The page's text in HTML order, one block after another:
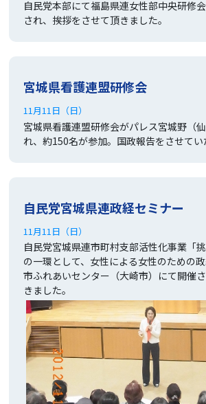
自民党本部にて福島県連女性部中央研修
され、挨拶をさせて頂きました。
宮城県看護連盟研修会
11月11日（日）
宮城県看護連盟研修会がパレス宮城野（
れ、約150名が参加。国政報告をさせてい
自民党宮城県連政経セミナー
11月11日（日）
自民党宮城県連市町村支部活性化事業「挑
の一環として、女性による女性のための
市ふれあいセンター（大崎市）にて開催
きました。